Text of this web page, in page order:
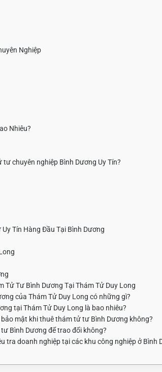
Nghiệp
Nhiêu?
chuyên nghiệp Bình Dương Uy Tín?
Tín Hàng Đầu Tại Bình Dương
Tử Tư Bình Dương Tại Thám Tử Duy Long
của Thám Tử Duy Long có những gì?
tại Thám Tử Duy Long là bao nhiêu?
mật khi thuê thám tử tư Bình Dương không?
Bình Dương để trao đổi không?
tra doanh nghiệp tại các khu công nghiệp ở Bình